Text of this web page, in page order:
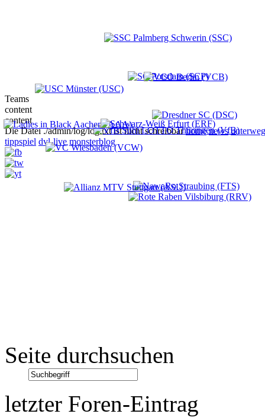
Teams
content
content
Die Datei ./admin/log/log.txt ist nicht schreibbarhome news
tippspiel dvl-live monsterblog
Seite durchsuchen
letzter Foren-Eintrag